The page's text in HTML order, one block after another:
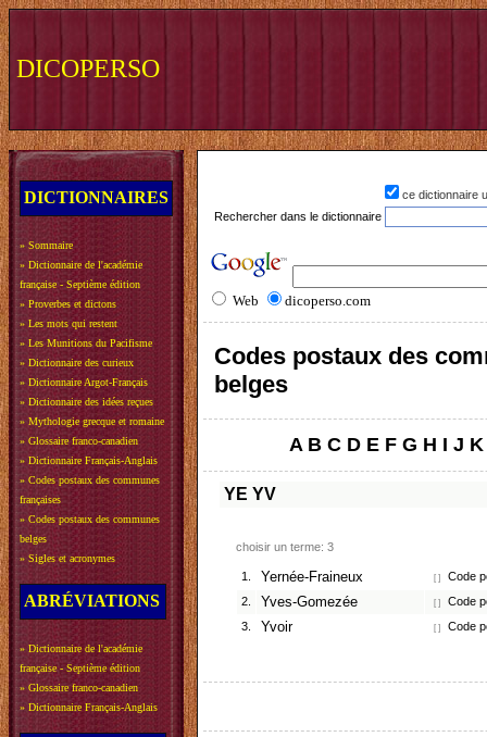
DICOPERSO
DICTIONNAIRES
» Sommaire
» Dictionnaire de l'académie
française - Septième édition
» Proverbes et dictons
» Les mots qui restent
» Les Munitions du Pacifisme
» Dictionnaire des curieux
» Dictionnaire Argot-Français
» Dictionnaire des idées reçues
» Mythologie grecque et romaine
» Glossaire franco-canadien
» Dictionnaire Français-Anglais
» Codes postaux des communes
françaises
» Codes postaux des communes
belges
» Sigles et acronymes
ABRÉVIATIONS
» Dictionnaire de l'académie
française - Septième édition
» Glossaire franco-canadien
» Dictionnaire Français-Anglais
ce dictionnaire
Rechercher dans le dictionnaire
Web dicoperso.com
Codes postaux des
belges
A B C D E F G H I J K
YE YV
choisir un terme: 3
1. Yernée-Fraineux [ ]
Code
2.
Yves-Gomezée [ ]
Code
3.
Yvoir [ ] Code